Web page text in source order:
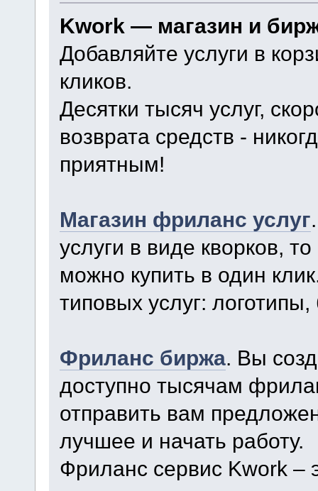
Kwork — магазин и
Добавляйте услуги в
кликов.
Десятки тысяч услуг,
возврата средств -
приятным!
Магазин фриланс услуг
услуги в виде кворков,
можно купить в один
типовых услуг:
Фриланс биржа. Вы
доступно тысячам
отправить вам
лучшее и начать работу.
Фриланс сервис Kwork –